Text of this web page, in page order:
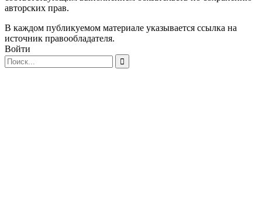
авторских прав.
В каждом публикуемом материале указывается ссылка на
источник правообладателя.
Войти